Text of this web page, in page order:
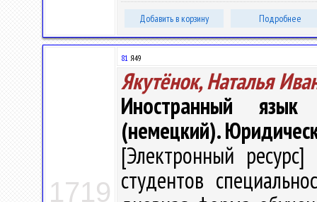
Добавить в корзину Подробнее
1719
81 Я49
Якутёнок, Наталья
Иностранный
(немецкий).
[Электронный
студентов